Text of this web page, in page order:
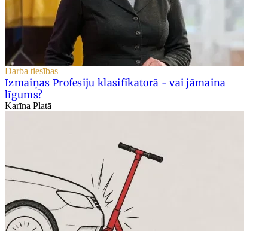
Darba tiesības
Izmaiņas Profesiju klasifikatorā - vai jāmaina
līgums?
Karīna Platā